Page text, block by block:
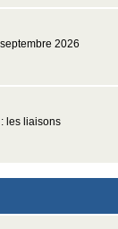
2026
les liaisons